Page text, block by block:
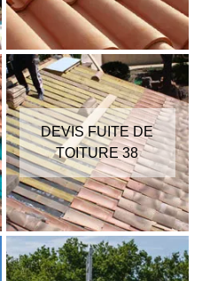
DEVIS FUITE DE
TOITURE 38